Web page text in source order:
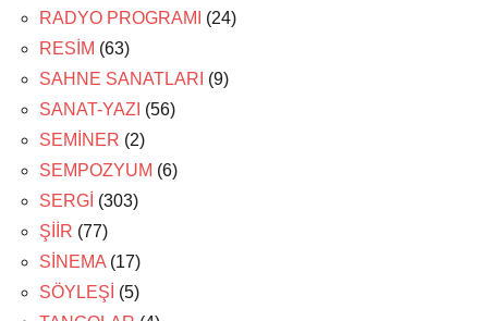
RADYO PROGRAMI
(24)
RESİM (63)
SAHNE SANATLARI (9)
SANAT-YAZI (56)
SEMİNER (2)
SEMPOZYUM (6)
SERGİ (303)
ŞİİR (77)
SİNEMA (17)
SÖYLEŞİ (5)